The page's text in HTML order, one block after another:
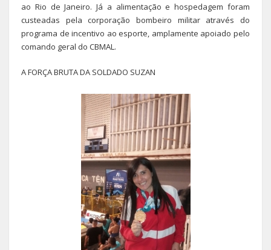
ao Rio de Janeiro. Já a alimentação e hospedagem foram
custeadas pela corporação bombeiro militar através do
programa de incentivo ao esporte, amplamente apoiado pelo
comando geral do CBMAL.
A FORÇA BRUTA DA SOLDADO SUZAN